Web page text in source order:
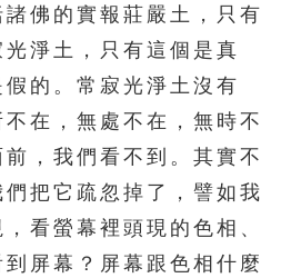
佛的實報莊嚴土，只有
淨土，只有這個是真
的。常寂光淨土沒有
在，無處不在，無時不
，我們看不到。其實不
把它疏忽掉了，譬如我
看螢幕裡頭現的色相、
屏幕？屏幕跟色相什麼